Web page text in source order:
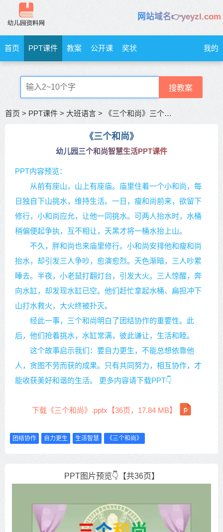
网站域名👉yeyzl.com
首页 PPT课件 教案 公开课 奖状 我的
搜教案
首页 > PPT课件 > 大班语言 > 《三个和尚》三个和尚智慧生活
《三个和尚》
幼儿园三个和尚智慧生活PPT课件
PPT内容预览：
从前有座山，山上有座庙。庙里住着一个小和尚，每
日独自下山挑水，维持生活。一日，瘦和尚前来，欲留下
修行，小和尚应允，让他一同挑水。可两人抬水时，水桶
稍偏便起争执，互不相让，天黑才将一桶水抬上山。
不久，胖和尚也来庙里修行。小和尚安排他和瘦和尚
抬水，却引发三人争吵，愈演愈烈。天色渐暗，三人吵累
睡去。半夜，小老鼠打翻灯台，引发大火。三人惊醒，奔
向水缸，却发现水缸已空。他们赶忙拿起水桶、扁担冲下
山打水救火，大火终被扑灭。
经此一事，三个和尚明白了团结协作的重要性。此
后，他们抢着挑水，水缸常满，彼此谦让，生活和睦。
这个故事启示我们：要自力更生，不能总想依靠他
人，贪图不劳而获的成果。只有共同努力，相互协作，才
能收获美好和谐的生活。 更多内容请下载PPT👇
下载《三个和尚》.pptx【36页，17.84 MB】
团结协作 自力更生 生活智慧 《三个和尚》
PPT图片预览👇【共36页】